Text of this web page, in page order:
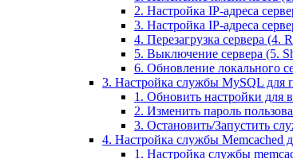
2. Настройка IP-адреса
3. Настройка IP-адреса
4. Перезагрузка сервера (4.
5. Выключение сервера (5.
6. Обновление локального
3. Настройка службы MySQL для
1. Обновить настройки для
2. Изменить пароль
3. Остановить/Запустить
4. Настройка службы Memcached
1. Настройка службы